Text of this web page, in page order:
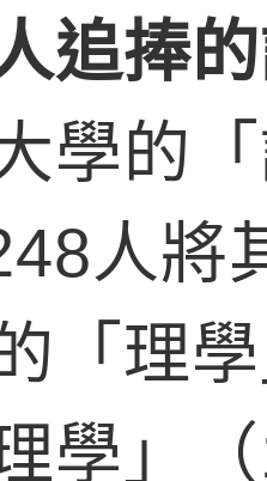
追捧
學的
人將
「理
理學」